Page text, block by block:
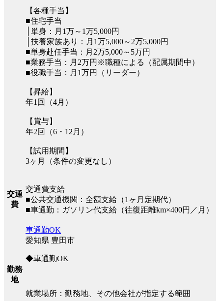
【各種手当】
■住宅手当
│単身：月1万～1万5,000円
│扶養家族あり：月1万5,000～2万5,000円
■単身赴任手当：月2万5,000～5万円
■業務手当：月2万円※職種による（配属期間中）
■役職手当：月1万円（リーダー）
【昇給】
年1回（4月）
【賞与】
年2回（6・12月）
【試用期間】
3ヶ月（条件の変更なし）
交通
費
交通費支給
■公共交通機関：全額支給（1ヶ月定期代）
■車通勤：ガソリン代支給（往復距離km×400円／月）
勤務
地
車通勤OK
愛知県 豊田市
◆車通勤OK
就業場所：勤務地、その他会社が指定する範囲